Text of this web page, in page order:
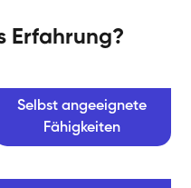
Erfahrung?
Selbst angeeignete
Fähigkeiten